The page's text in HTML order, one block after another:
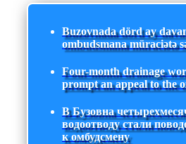
Buzovnada dörd ay
ombudsmana müraciətə
Four-month drainage
prompt an appeal to the
В Бузовна
водоотводу стали
к омбудсмену